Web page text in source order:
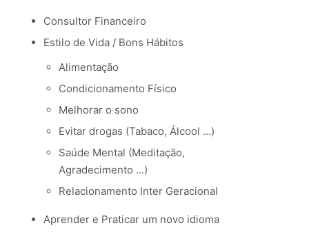
Consultor Financeiro
Estilo de Vida / Bons Hábitos
Alimentação
Condicionamento Físico
Melhorar o sono
Evitar drogas (Tabaco, Álcool …)
Saúde Mental (Meditação,
Agradecimento …)
Relacionamento Inter Geracional
Aprender e Praticar um novo idioma